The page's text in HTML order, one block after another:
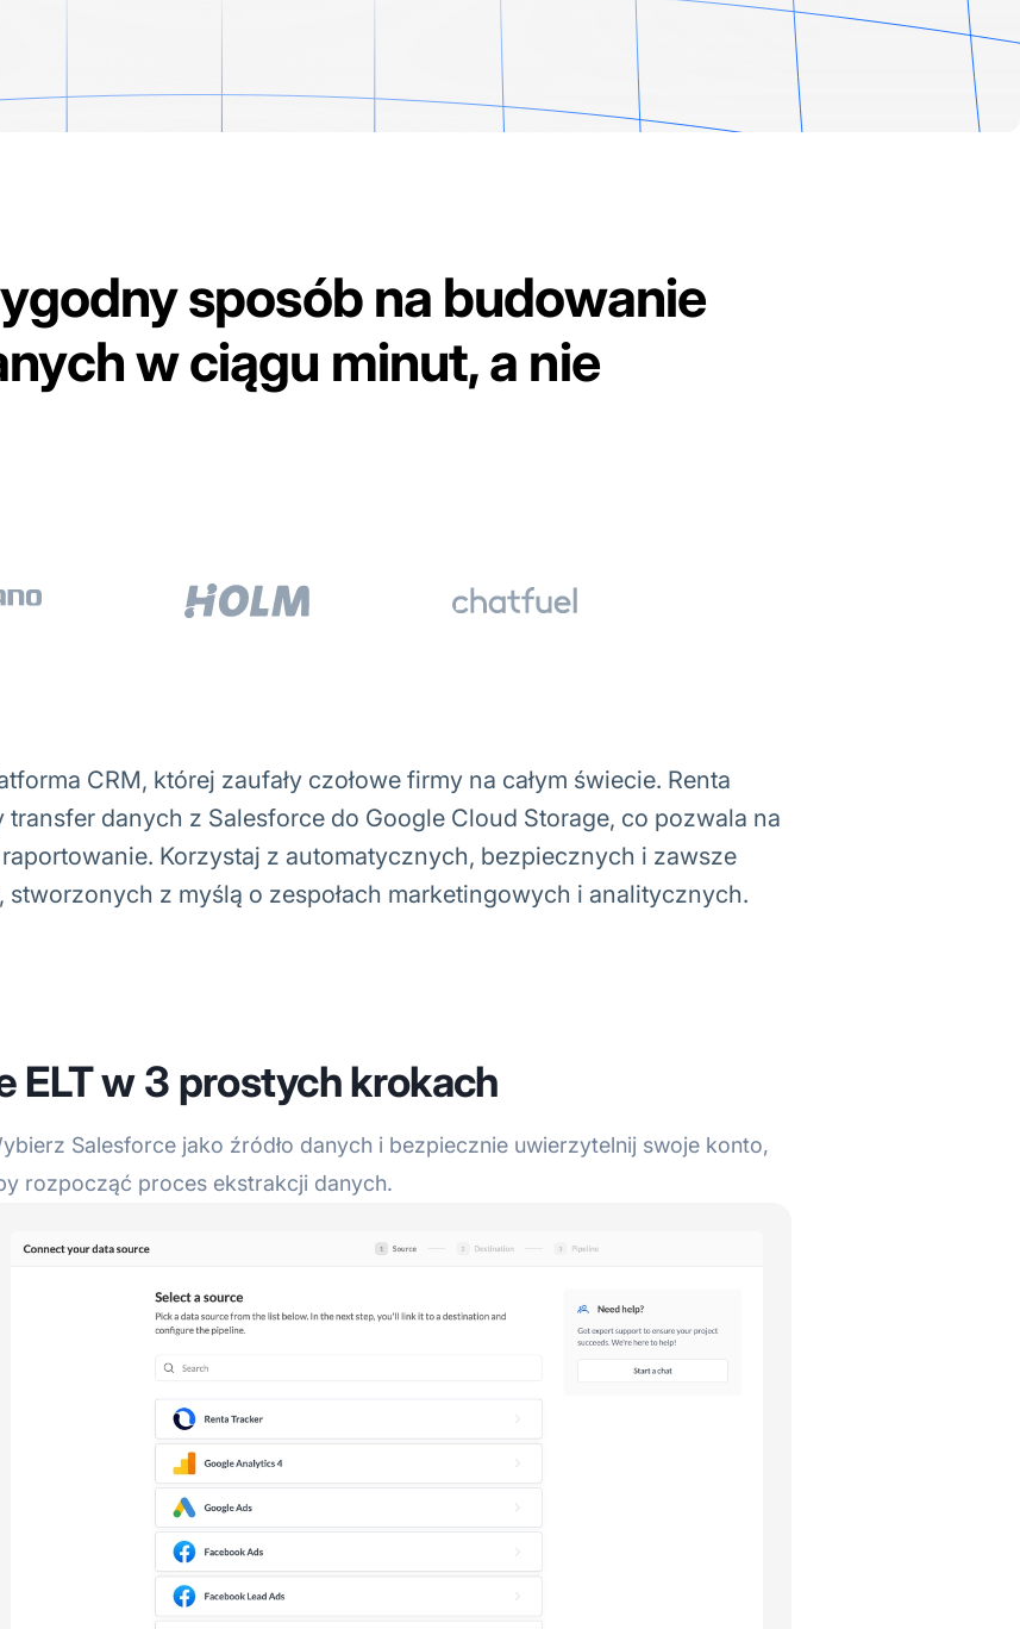
sposób na budowanie
w ciągu minut, a nie
CRM, której zaufały czołowe firmy na całym świecie. Renta
transfer danych z Salesforce do Google Cloud Storage, co pozwala na
Korzystaj z automatycznych, bezpiecznych i zawsze
z myślą o zespołach marketingowych i analitycznych.
ELT w 3 prostych krokach
Salesforce jako źródło danych i bezpiecznie uwierzytelnij swoje konto,
rozpocząć proces ekstrakcji danych.